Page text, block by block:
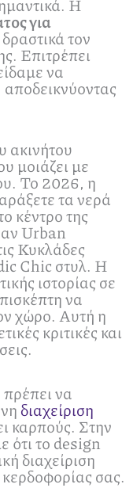
Η
για
τον
Επιτρέπει
να
ακινήτου
μοιάζει με
Το 2026, η
τα νερά
κέντρο της
Urban
Κυκλάδες
Chic στυλ. Η
ιστορίας σε
να
χώρο. Αυτή η
κριτικές και
να
διαχείριση
καρπούς. Στην
το design
διαχείριση
σας.